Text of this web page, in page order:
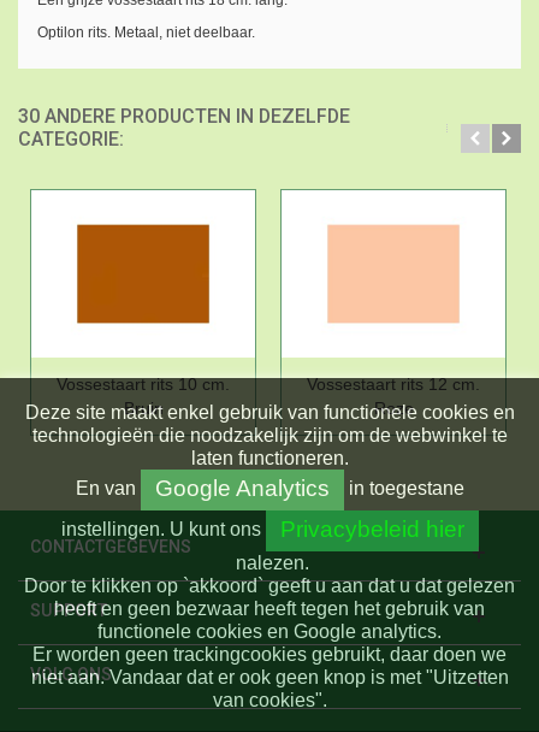
Optilon rits. Metaal, niet deelbaar.
30 ANDERE PRODUCTEN IN DEZELFDE
CATEGORIE:
Vossestaart rits 10 cm.
Bruin
Vossestaart rits 12 cm.
Roze
CONTACTGEGEVENS
SUPPORT
VOLG ONS
Deze site maakt enkel gebruik van functionele cookies en
technologieën die noodzakelijk zijn om de webwinkel te
laten functioneren.
En van Google Analytics
in toegestane
instellingen. U kunt ons Privacybeleid hier
nalezen.
Door te klikken op `akkoord` geeft u aan dat u dat gelezen
heeft en geen bezwaar heeft tegen het gebruik van
functionele cookies en Google analytics.
Er worden geen trackingcookies gebruikt, daar doen we
niet aan. Vandaar dat er ook geen knop is met "Uitzetten
van cookies".